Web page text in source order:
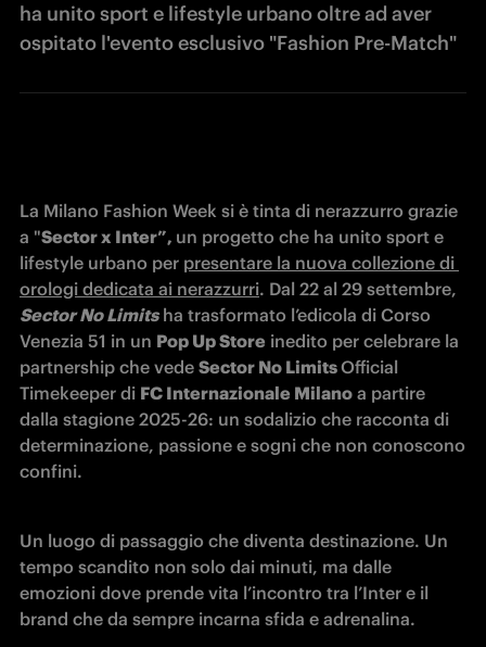
ha unito sport e lifestyle urbano oltre ad aver
ospitato l'evento esclusivo "Fashion Pre-Match"
La Milano Fashion Week si è tinta di nerazzurro grazie
a "Sector x Inter”, un progetto che ha unito sport e
lifestyle urbano per presentare la nuova collezione di
orologi dedicata ai nerazzurri
Sector No Limits ha trasformato l’edicola di Corso
Venezia 51 in un Pop Up Store inedito per celebrare la
partnership che vede Sector No Limits Official
Timekeeper di FC Internazionale Milano a partire
dalla stagione 2025-26: un sodalizio che racconta di
determinazione, passione e sogni che non conoscono
confini.
Un luogo di passaggio che diventa destinazione. Un
tempo scandito non solo dai minuti, ma dalle
emozioni dove prende vita l’incontro tra l’Inter e il
brand che da sempre incarna sfida e adrenalina.